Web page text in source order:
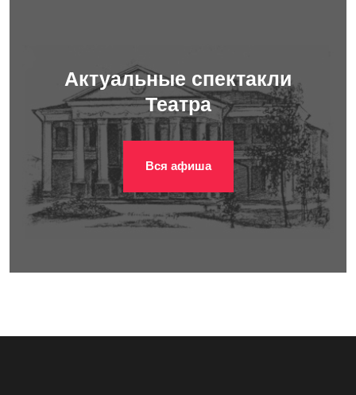
Актуальные спектакли
Театра
Вся афиша